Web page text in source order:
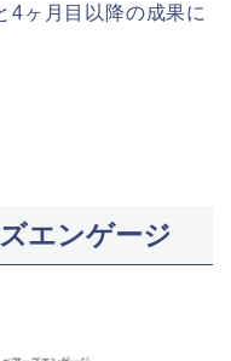
4ヶ月目以降の成果に
エンゲージ